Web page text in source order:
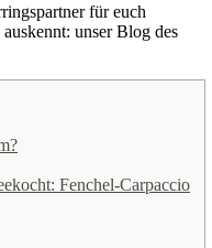
für euch
unser Blog des
Fenchel-Carpaccio